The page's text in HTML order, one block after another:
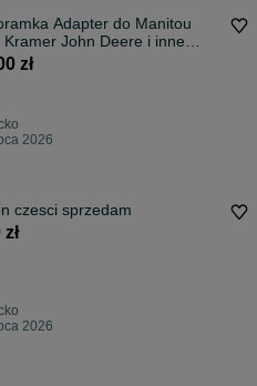
Adapter do Manitou
Kramer John Deere i inne
zł
2026
czesci sprzedam
2026